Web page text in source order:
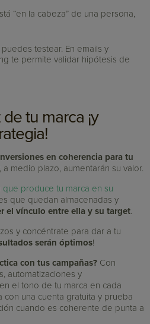
“en la cabeza” de una persona,
testear. En emails y
te permite validar hipótesis de
tu marca ¡y
en coherencia para tu
a medio plazo, aumentarán su valor.
produce tu marca en su
que quedan almacenadas y
el vínculo entre ella y su target.
y concéntrate para dar a tu
serán óptimos!
con tus campañas? Con
automatizaciones y
el tono de tu marca en cada
una cuenta gratuita y prueba
cuando es coherente de punta a